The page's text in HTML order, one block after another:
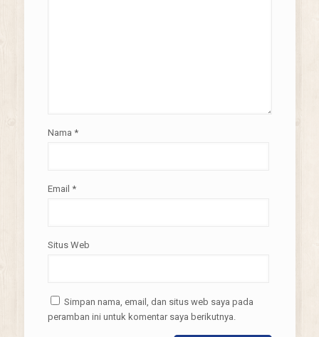
Nama *
Email *
Situs Web
Simpan nama, email, dan situs web saya pada
peramban ini untuk komentar saya berikutnya.